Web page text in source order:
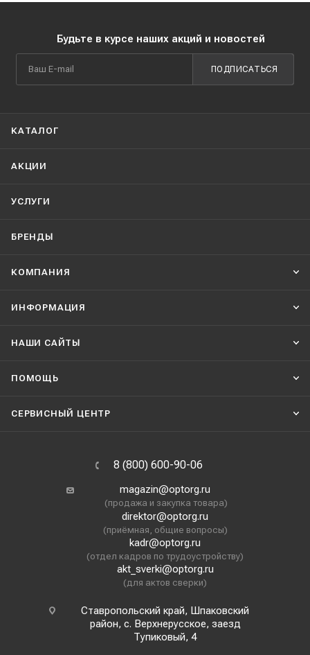
Будьте в курсе наших акций и новостей
ПОДПИСАТЬСЯ
КАТАЛОГ
АКЦИИ
УСЛУГИ
БРЕНДЫ
КОМПАНИЯ
ИНФОРМАЦИЯ
НАШИ CАЙТЫ
ПОМОЩЬ
СЕРВИСНЫЙ ЦЕНТР
8 (800) 600-90-06
magazin@optorg.ru
(продажа и закупка товара)
direktor@optorg.ru
(приёмная, общие вопросы)
kadr@optorg.ru
(отдел кадров по трудоустройству)
akt_sverki@optorg.ru
(для актов сверки)
Ставропольский край, Шпаковский
район, с. Верхнерусское, заезд
Тупиковый, 4